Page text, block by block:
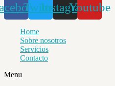
TwitterInstagramYoutube
Home
Sobre nosotros
Servicios
Contacto
Menu